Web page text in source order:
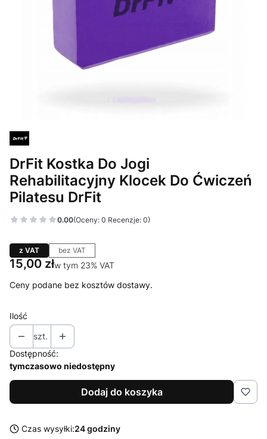
DrFit Kostka Do Jogi
Rehabilitacyjny Klocek Do Ćwiczeń
Pilatesu DrFit
0.00(Oceny: 0 Recenzje: 0)
z VAT bez VAT
Cena
15,00 złw tym 23% VAT
w tym 23% VAT
Ceny podane bez kosztów dostawy.
Ilość
szt.
Dostępność:
tymczasowo niedostępny
Dodaj do koszyka
Czas wysyłki:24 godziny